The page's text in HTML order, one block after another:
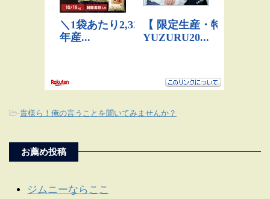
-貴様ら！俺の言うことを聞いてみませんか？
お薦め投稿
ジムニーならここ